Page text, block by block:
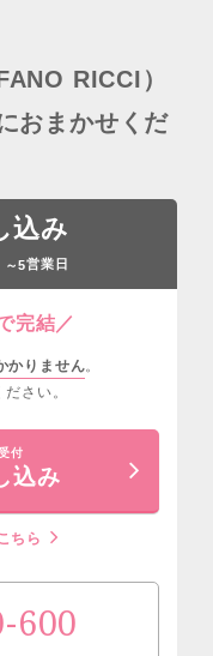
RICCI）
おまかせくだ
込み
～5営業日
完結／
かりません。
さい。
付
込み
ちら
600